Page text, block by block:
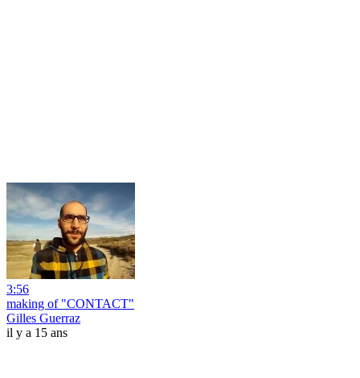
3:56
making of "CONTACT"
Gilles Guerraz
il y a 15 ans